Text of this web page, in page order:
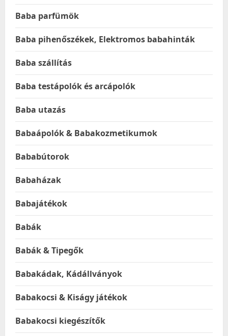
Baba parfümök
Baba pihenőszékek, Elektromos babahinták
Baba szállítás
Baba testápolók és arcápolók
Baba utazás
Babaápolók & Babakozmetikumok
Bababútorok
Babaházak
Babajátékok
Babák
Babák & Tipegők
Babakádak, Kádállványok
Babakocsi & Kiságy játékok
Babakocsi kiegészítők